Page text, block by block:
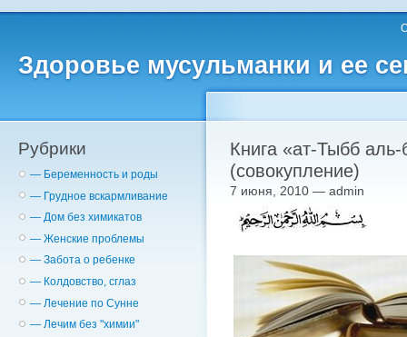
Здоровье мусульманки и ее
Рубрики
— Беременность и роды
— Грудное вскармливание
— Дом без химикатов
— Женские проблемы
— Забота о ребенке
— Колдовство, сглаз
— Лечение по Сунне
— Лечим без "химии"
Книга «ат-Тыбб
(совокупление)
7 июня, 2010 — admin